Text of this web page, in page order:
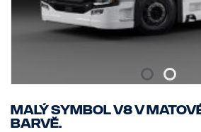
Malý symbol V8 v
barvě.